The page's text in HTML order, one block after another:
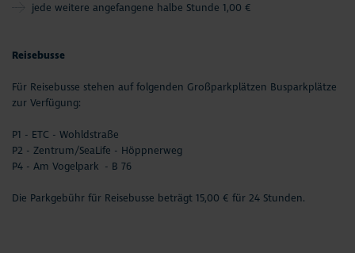
jede weitere angefangene halbe Stunde 1,00 €
Reisebusse
Für Reisebusse stehen auf folgenden Großparkplätzen Busparkplätze
zur Verfügung:
P1 - ETC - Wohldstraße
P2 - Zentrum/SeaLife - Höppnerweg
P4 - Am Vogelpark - B 76
Die Parkgebühr für Reisebusse beträgt 15,00 € für 24 Stunden.